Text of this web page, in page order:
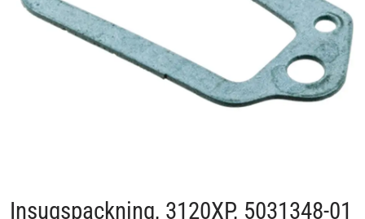
Insugspackning, 3120XP, 5031348-01